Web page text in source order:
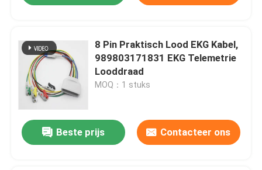
Vraag een offerte aan
Spo2-sensorkabel
Beschikbare SPO2-Sensor
8 Pin Praktisch Lood EKG Kabel,
989803171831 EKG Telemetrie
Looddraad
MOQ：1 stuks
Beste prijs Contacteer ons